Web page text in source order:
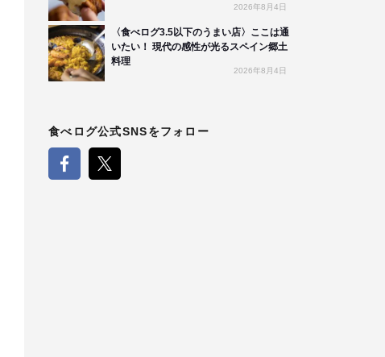
2026年8月4日
〈食べログ3.5以下のうまい店〉ここは通
いたい！ 現代の感性が光るスペイン郷土
料理
2026年8月4日
食べログ公式SNSをフォロー